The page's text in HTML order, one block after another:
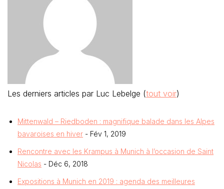
Les derniers articles par Luc Lebelge (tout voir)
Mittenwald – Riedboden : magnifique balade dans les Alpes
bavaroises en hiver - Fév 1, 2019
Rencontre avec les Krampus à Munich à l’occasion de Saint
Nicolas - Déc 6, 2018
Expositions à Munich en 2019 : agenda des meilleures